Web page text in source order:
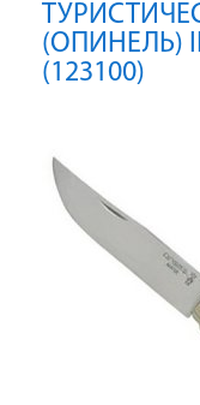
(ОПИНЕЛЬ)
(123100)